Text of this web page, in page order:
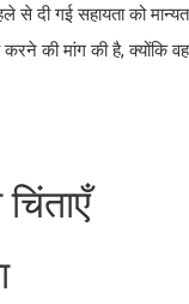
दी गई सहायता को
करने की मांग की है,